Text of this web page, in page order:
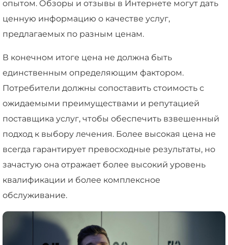
опытом. Обзоры и отзывы в Интернете могут дать
ценную информацию о качестве услуг,
предлагаемых по разным ценам.
В конечном итоге цена не должна быть
единственным определяющим фактором.
Потребители должны сопоставить стоимость с
ожидаемыми преимуществами и репутацией
поставщика услуг, чтобы обеспечить взвешенный
подход к выбору лечения. Более высокая цена не
всегда гарантирует превосходные результаты, но
зачастую она отражает более высокий уровень
квалификации и более комплексное
обслуживание.